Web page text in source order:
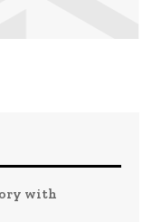
with